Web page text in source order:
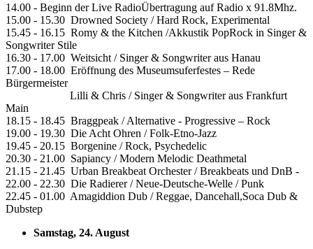
14.00 - Beginn der Live RadioÜbertragung auf Radio x 91.8Mhz.
15.00 - 15.30 Drowned Society / Hard Rock, Experimental
15.45 - 16.15 Romy & the Kitchen /Akkustik PopRock in Singer &
Songwriter Stile
16.30 - 17.00 Weitsicht / Singer & Songwriter aus Hanau
17.00 - 18.00 Eröffnung des Museumsuferfestes – Rede
Bürgermeister
Lilli & Chris / Singer & Songwriter aus Frankfurt
Main
18.15 - 18.45 Braggpeak / Alternative - Progressive – Rock
19.00 - 19.30 Die Acht Ohren / Folk-Etno-Jazz
19.45 - 20.15 Borgenine / Rock, Psychedelic
20.30 - 21.00 Sapiancy / Modern Melodic Deathmetal
21.15 - 21.45 Urban Breakbeat Orchester / Breakbeats und DnB -
22.00 - 22.30 Die Radierer / Neue-Deutsche-Welle / Punk
22.45 - 01.00 Amagiddion Dub / Reggae, Dancehall,Soca Dub &
Dubstep
Samstag, 24. August